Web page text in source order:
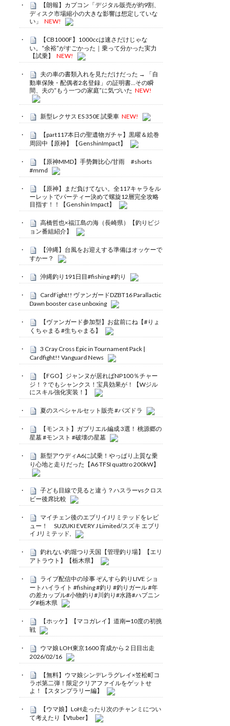
【朗報】カプコン「デジタル販売が約9割、
ディスク市場縮小の大きな影響は想定していな
い」
NEW!
【CB1000F】1000ccは速さだけじゃな
い。“余裕”がすごかった｜乗って分かった実力
【試乗】
NEW!
夫の車の書類入れを見ただけだった → 「自
動車保険・配偶者2名登録」の証明書…その瞬
間、夫の“もう一つの家庭”に気づいた NEW!
新型レクサス ES 350E 試乗車 NEW!
【part117本日の聖遺物ガチャ】黒曜＆絵巻
周回中【原神】【GenshinImpact】
【原神MMD】手势舞比心/甘雨 #shorts
#mmd
【原神】まだ負けてない。全117キャラをル
ーレットでパーティー決めて螺旋12層完全攻略
目指す！！【Genshin Impact】
高橋哲也×福江島の海（長崎県）【釣りビジ
ョン番組紹介】
【沖縄】台風をお迎えする準備はオッケーで
すかー？
沖縄釣り191日目#fishing #釣り
CardFight!! ヴァンガードDZBT16 Parallactic
Dawn booster case unboxing
【ヴァンガード参加型】お盆前にね【#りょ
くちゃまる #生ちゃまる】
3 Cray Cross Epic in Tournament Pack |
Cardfight!! Vanguard News
【FGO】ジャンヌが居ればNP100％チャー
ジ！？でもシャンクス！宝具効果が！【Wジル
にスキル強化実装！】
夏のスペシャルセット販売 #パズドラ
【モンスト】ガブリエル編成 3選！ 桃源郷の
星墓 #モンスト #破壊の星墓
新型アウディA6に試乗！やっぱり上質な乗
り心地と走りだった【A6 TFSI quattro 200kW】
子ども目線で見ると違う？ハスラーvsクロス
ビー後席比較
マイチェン後のエブリイJリミテッドをレビ
ュー！ SUZUKI EVERY J Limited/スズキ エブリ
イ Jリミテッド,
釣れない釣堀つり天国【管理釣り場】【エリ
アトラウト】【栃木県】
ライブ配信中の珍事 ぞんすら釣りLIVE ショ
ートハイライト #fishing #釣り #釣りガール #年
の差カップル#小物釣り#川釣り#水路#ハプニン
グ#栃木県
【ホッケ】【マコガレイ】道南➖10度の初挑
戦
ウマ娘 LOH東京1600 育成から２日目出走
2026/02/16
【無料】ウマ娘シンデレラグレイ×笠松町コ
ラボ第二弾！限定クリアファイルをゲットせ
よ！【スタンプラリー編】
【ウマ娘】LoH走ったり次のチャンミについ
て考えたり【Vtuber】